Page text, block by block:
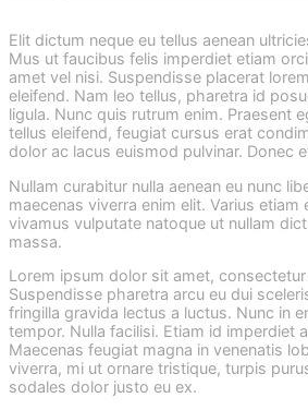
Elit dictum neque eu tellus aenean
Mus ut faucibus felis imperdiet etiam
amet vel nisi. Suspendisse placerat
eleifend. Nam leo tellus, pharetra id
ligula. Nunc quis rutrum enim. Praesent
tellus eleifend, feugiat cursus erat
dolor ac lacus euismod pulvinar. Donec
Nullam curabitur nulla aenean eu nunc
maecenas viverra enim elit. Varius etiam
vivamus vulputate natoque ut nullam
massa.
Lorem ipsum dolor sit amet,
Suspendisse pharetra arcu eu dui
fringilla gravida lectus a luctus. Nunc in
tempor. Nulla facilisi. Etiam id imperdiet
Maecenas feugiat magna in venenatis
viverra, mi ut ornare tristique, turpis
sodales dolor justo eu ex.